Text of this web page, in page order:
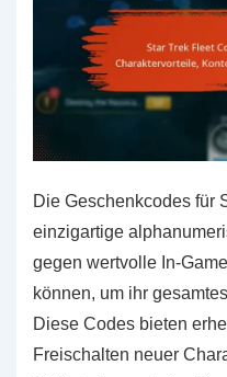
Die Geschenkcodes für
einzigartige
gegen wertvolle In-
können, um ihr
Diese Codes bieten
Freischalten neuer